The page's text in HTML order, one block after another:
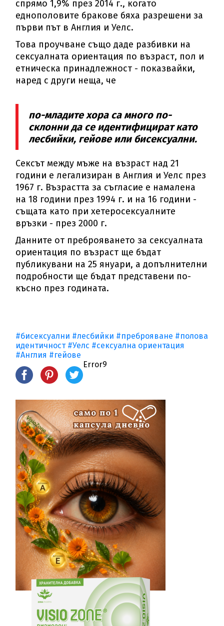
спрямо 1,9% през 2014 г., когато
еднополовите бракове бяха разрешени за
първи път в Англия и Уелс.
Това проучване също даде разбивки на
сексуалната ориентация по възраст, пол и
етническа принадлежност - показвайки,
наред с други неща, че
по-младите хора са много по-
склонни да се идентифицират като
лесбийки, гейове или бисексуални.
Сексът между мъже на възраст над 21
години е легализиран в Англия и Уелс през
1967 г. Възрастта за съгласие е намалена
на 18 години през 1994 г. и на 16 години -
същата като при хетеросексуалните
връзки - през 2000 г.
Данните от преброяването за сексуалната
ориентация по възраст ще бъдат
публикувани на 25 януари, а допълнителни
подробности ще бъдат представени по-
късно през годината.
#бисексуални #лесбийки #преброяване #полова
идентичност #Уелс #сексуална ориентация
#Англия #гейове
Error9